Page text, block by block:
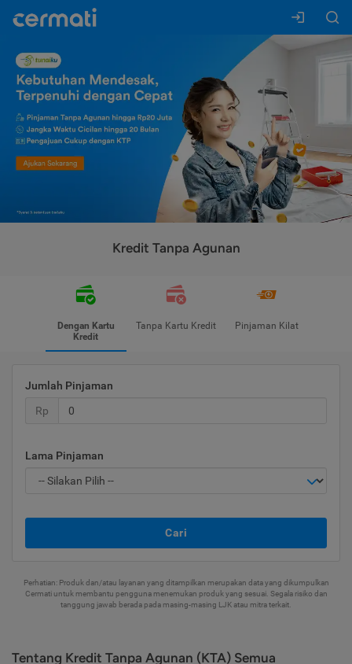
Kredit Tanpa Agunan
Dengan Kartu
Kredit
Tanpa Kartu Kredit Pinjaman Kilat
Jumlah Pinjaman
Rp
Lama Pinjaman
Cari
Perhatian: Produk dan/atau layanan yang ditampilkan merupakan data yang dikumpulkan
Cermati untuk membantu pengguna menemukan produk yang sesuai. Segala risiko dan
tanggung jawab berada pada masing-masing LJK atau mitra terkait.
Tentang Kredit Tanpa Agunan (KTA) Semua